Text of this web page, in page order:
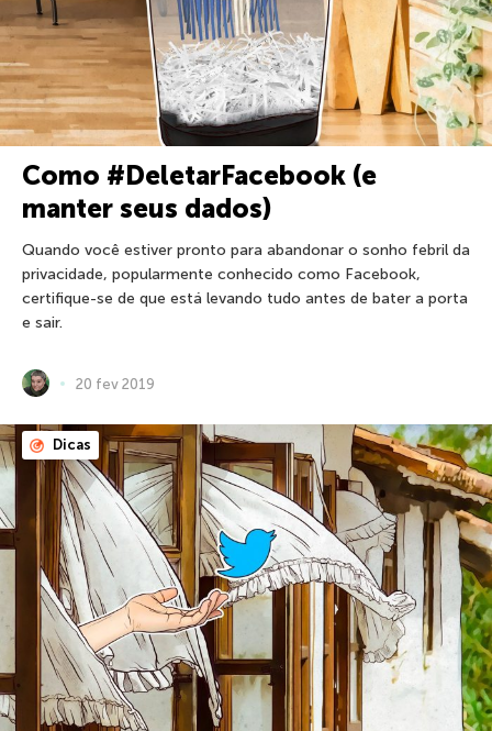
Como #DeletarFacebook (e
manter seus dados)
Quando você estiver pronto para abandonar o sonho febril da
privacidade, popularmente conhecido como Facebook,
certifique-se de que está levando tudo antes de bater a porta
e sair.
20 fev 2019
Dicas